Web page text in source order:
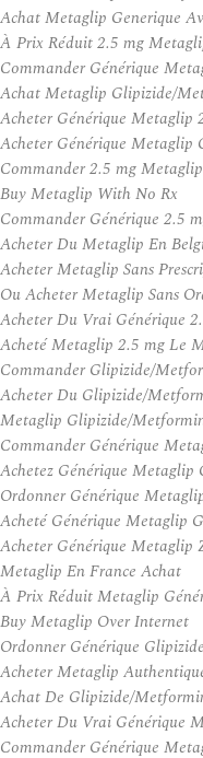
Achat Metaglip Generique
À Prix Réduit 2.5 mg
Commander Générique
Achat Metaglip Glipizide/
Acheter Générique Metaglip
Acheter Générique
Commander 2.5 mg Metaglip
Buy Metaglip With No Rx
Commander Générique 2.5
Acheter Du Metaglip En
Acheter Metaglip Sans
Ou Acheter Metaglip Sans
Acheter Du Vrai Générique
Acheté Metaglip 2.5 mg Le
Commander Glipizide/
Acheter Du Glipizide/
Metaglip Glipizide/
Commander Générique
Achetez Générique
Ordonner Générique
Acheté Générique Metaglip
Acheter Générique Metaglip
Metaglip En France Achat
À Prix Réduit Metaglip
Buy Metaglip Over Internet
Ordonner Générique
Acheter Metaglip
Achat De Glipizide/
Acheter Du Vrai Générique
Commander Générique